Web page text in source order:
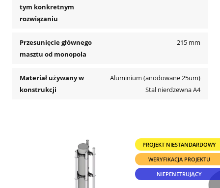
tym konkretnym
rozwiązaniu
Przesunięcie głównego
masztu od monopola
215 mm
Materiał używany w
konstrukcji
Aluminium (anodowane 25um)
Stal nierdzewna A4
PROJEKT NIESTANDARDOWY
WERYFIKACJA PROJEKTU
NIEPENETRUJĄCY